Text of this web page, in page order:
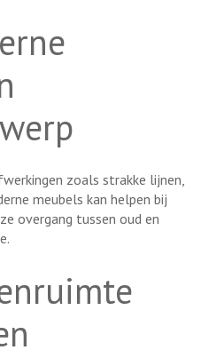
zoals strakke lijnen,
meubels kan helpen bij
overgang tussen oud en